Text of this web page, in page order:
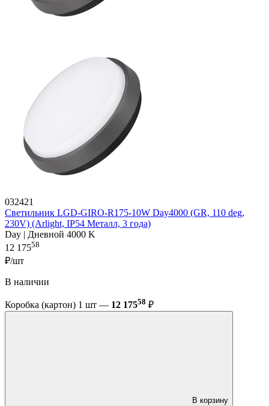
032421
Светильник LGD-GIRO-R175-10W Day4000 (GR, 110 deg,
230V) (Arlight, IP54 Металл, 3 года)
Day | Дневной 4000 K
12 17558
₽/шт
В наличии
Коробка (картон) 1 шт — 12 17558 ₽
В корзину